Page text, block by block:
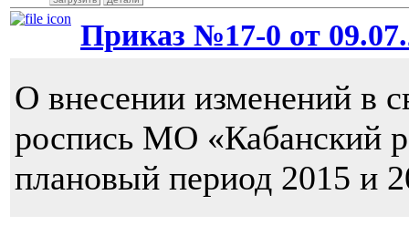
Приказ №17-0 от
О внесении изменений в
роспись МО «Кабанский
плановый период 2015 и